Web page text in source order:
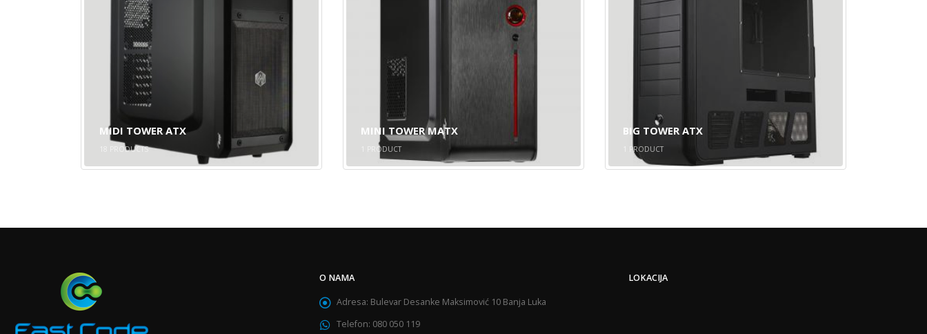
MIDI TOWER ATX
PRODUCTS
MINI TOWER MATX
PRODUCT
BIG TOWER ATX
PRODUCT
O NAMA
Adresa: Bulevar Desanke Maksimović 10 Banja Luka
Telefon: 080 050 119
LOKACIJA